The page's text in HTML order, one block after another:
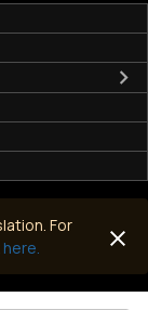
For
here.